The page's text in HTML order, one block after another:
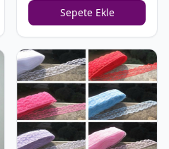
Sepete Ekle